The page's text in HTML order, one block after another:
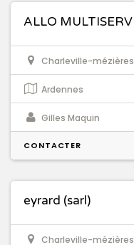
ALLO
Charleville-mézières
Ardennes
Gilles Maquin
CONTACTER
eyrard (sarl)
Charleville-mézières